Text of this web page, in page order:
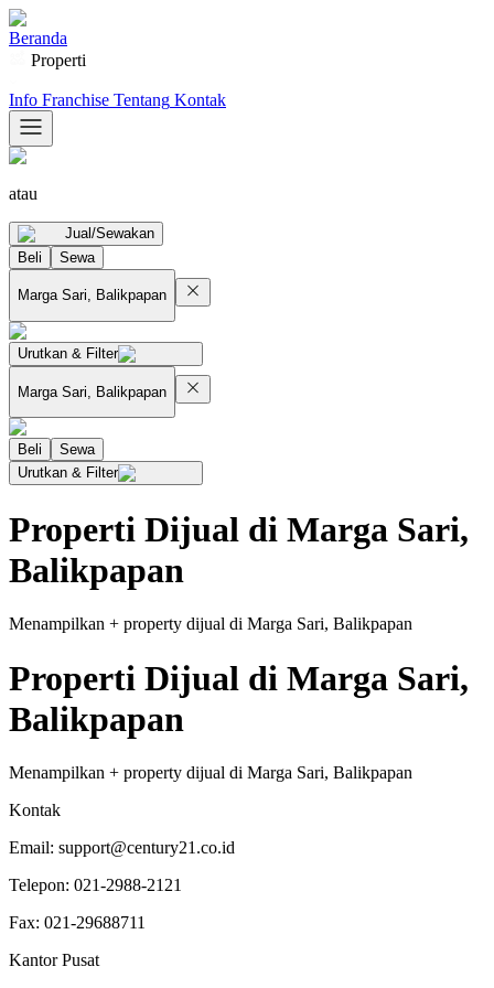
Beranda
Properti
Info Franchise Tentang Kontak
atau
Jual/Sewakan
Beli
Sewa
Marga Sari, Balikpapan
Urutkan & Filter
Marga Sari, Balikpapan
Beli
Sewa
Urutkan & Filter
Properti Dijual di Marga Sari,
Balikpapan
Menampilkan + property dijual di Marga Sari, Balikpapan
Properti Dijual di Marga Sari,
Balikpapan
Menampilkan + property dijual di Marga Sari, Balikpapan
Kontak
Email: support@century21.co.id
Telepon: 021-2988-2121
Fax: 021-29688711
Kantor Pusat